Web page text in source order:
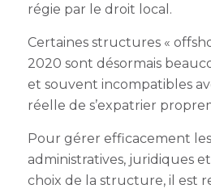
régie par le droit local.
Certaines structures «
2020 sont désormais
et souvent incompatibles
réelle de s’expatrier
Pour gérer efficacement
administratives, juridiques
choix de la structure, il est